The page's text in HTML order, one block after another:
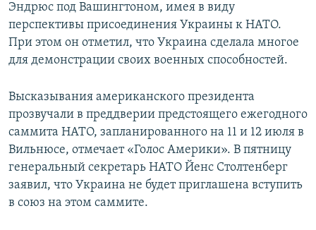
Эндрюс под Вашингтоном, имея в виду
перспективы присоединения Украины к НАТО.
При этом он отметил, что Украина сделала многое
для демонстрации своих военных способностей.
Высказывания американского президента
прозвучали в преддверии предстоящего ежегодного
саммита НАТО, запланированного на 11 и 12 июля в
Вильнюсе, отмечает «Голос Америки». В пятницу
генеральный секретарь НАТО Йенс Столтенберг
заявил, что Украина не будет приглашена вступить
в союз на этом саммите.